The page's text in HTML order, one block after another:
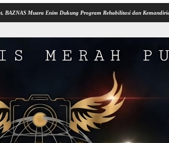
Enim Dukung Program Rehabilitasi dan Kemandirian Warga